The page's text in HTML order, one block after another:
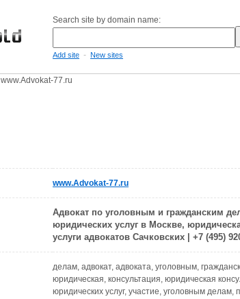
Search site by domain name:
Add site - New sites
www.Advokat-77.ru
www.Advokat-77.ru
Адвокат по уголовным и гражданским
юридических услуг в Москве,
услуги адвокатов Сачковских | +7 (495)
делам, адвокат, адвоката, уголовным,
юридическая, консультация, юридическая
юридических услуг, участие, уголовным